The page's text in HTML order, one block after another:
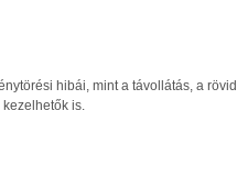
hibái, mint a távollátás, a
kezelhetők is.